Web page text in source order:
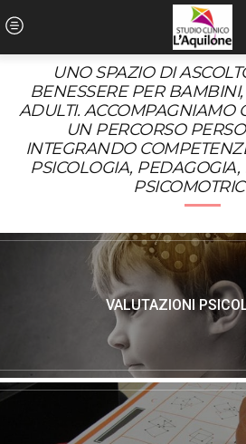
UNO SPAZIO DI
BENESSERE PER
ADULTI. ACCOMPAGNIAMO
UN PERCORSO
INTEGRANDO
PSICOLOGIA, PEDAGOGIA,
VALUTAZIONI